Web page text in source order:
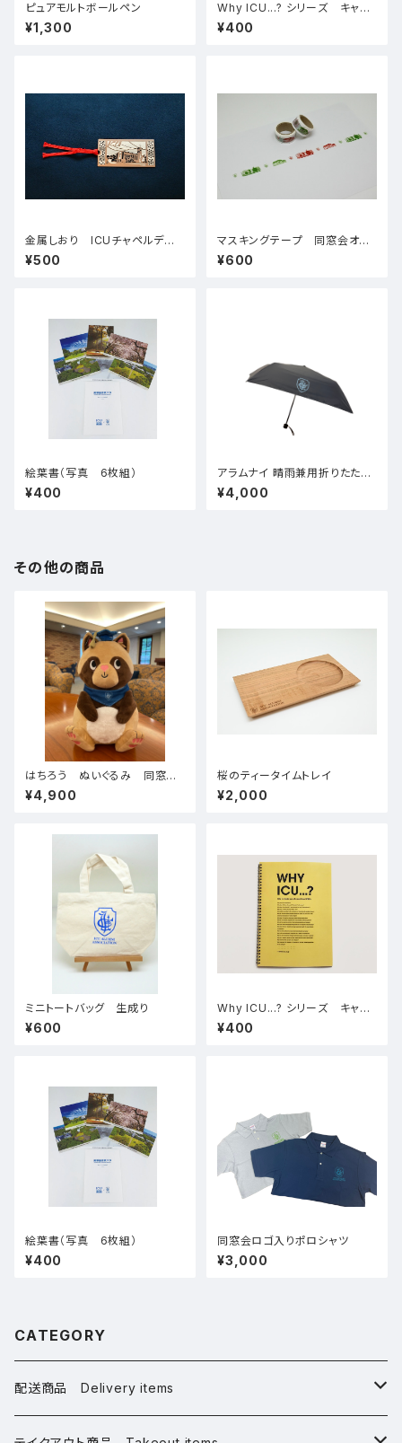
ピュアモルトボールペン
¥1,300
Why ICU...? シリーズ キャン
パスノート
¥400
金属しおり ICUチャペルデザ
イン
¥500
マスキングテープ 同窓会オリ
ジナル
¥600
絵葉書（写真 6枚組）
¥400
アラムナイ 晴雨兼用折りたたみ
傘
¥4,000
その他の商品
はちろう ぬいぐるみ 同窓会
スカーフ付
¥4,900
桜のティータイムトレイ
¥2,000
ミニトートバッグ 生成り
¥600
Why ICU...? シリーズ キャン
パスノート
¥400
絵葉書（写真 6枚組）
¥400
同窓会ロゴ入りポロシャツ
¥3,000
CATEGORY
配送商品 Delivery items